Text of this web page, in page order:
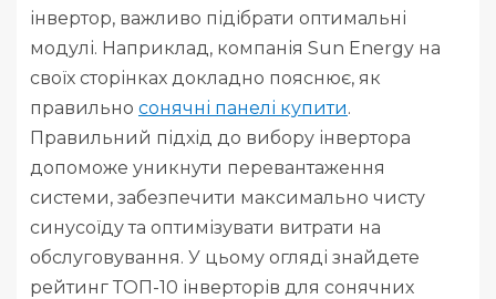
інвертор, важливо підібрати оптимальні
модулі. Наприклад, компанія Sun Energy на
своїх сторінках докладно пояснює, як
правильно сонячні панелі купити.
Правильний підхід до вибору інвертора
допоможе уникнути перевантаження
системи, забезпечити максимально чисту
синусоїду та оптимізувати витрати на
обслуговування. У цьому огляді знайдете
рейтинг ТОП-10 інверторів для сонячних